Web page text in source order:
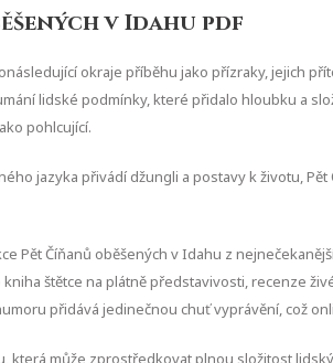
v Idahu pdf
okraje příběhu jako přízraky, jejich
lidské podmínky, které přidalo hloubku a
pohlcující.
jazyka přivádí džungli a postavy k životu,
Pět Číňanů oběšených v Idahu z
štětce na plátně představivosti, recenze
přidává jedinečnou chuť vyprávění, což
která může zprostředkovat plnou složitost